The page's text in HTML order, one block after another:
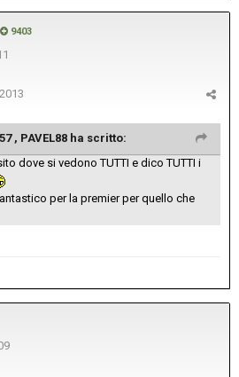
9403
, PAVEL88 ha scritto:
dove si vedono TUTTI e dico TUTTI i
per la premier per quello che